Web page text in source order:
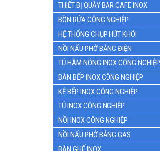
THIẾT BỊ QUẦY BAR CAFE INOX
BỒN RỬA CÔNG NGHIỆP
HỆ THỐNG CHỤP HÚT KHÓI
NỒI NẤU PHỞ BẰNG ĐIỆN
TỦ HÂM NÓNG INOX CÔNG NGHIỆP
BÀN BẾP INOX CÔNG NGHIỆP
KỆ BẾP INOX CÔNG NGHIỆP
TỦ INOX CÔNG NGHIỆP
NỒI INOX CÔNG NGHIỆP
NỒI NẤU PHỞ BẰNG GAS
BÀN GHẾ INOX